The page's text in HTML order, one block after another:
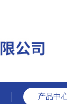
产品中